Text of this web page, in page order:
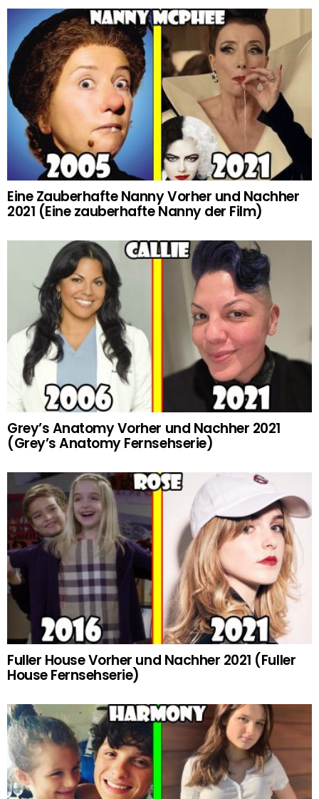
Eine Zauberhafte Nanny Vorher und Nachher
2021 (Eine zauberhafte Nanny der Film)
Grey’s Anatomy Vorher und Nachher 2021
(Grey’s Anatomy Fernsehserie)
Fuller House Vorher und Nachher 2021 (Fuller
House Fernsehserie)